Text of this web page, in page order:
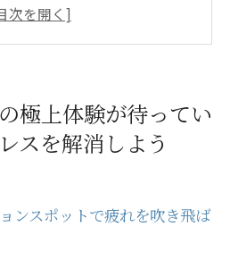
トした心と体で毎日を元気
を和らげるためのキーポイ
極上体験が待ってい
スを解消しよう
ンスポットで疲れを吹き飛ば